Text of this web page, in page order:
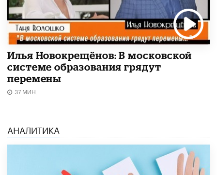
Илья Новокрещёнов: В московской
системе образования грядут
перемены
37 МИН.
АНАЛИТИКА